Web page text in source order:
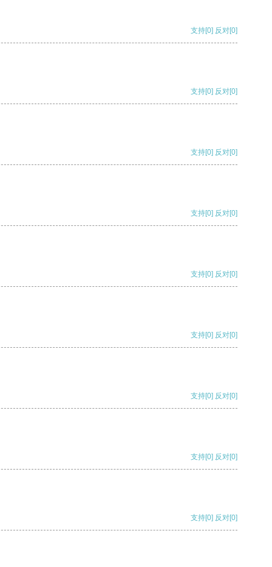
支持[0] 反对[0]
支持[0] 反对[0]
支持[0] 反对[0]
支持[0] 反对[0]
支持[0] 反对[0]
支持[0] 反对[0]
支持[0] 反对[0]
支持[0] 反对[0]
支持[0] 反对[0]